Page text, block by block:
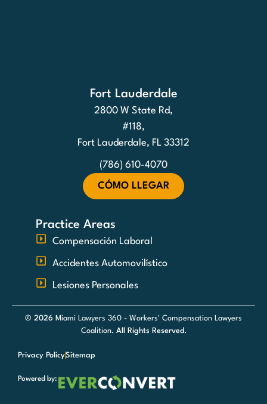
Fort Lauderdale
2800 W State Rd,
#118,
Fort Lauderdale, FL 33312
(786) 610-4070
CÓMO LLEGAR
Practice Areas
Compensación Laboral
Accidentes Automovilístico
Lesiones Personales
© 2026 Miami Lawyers 360 - Workers' Compensation Lawyers
Coalition. All Rights Reserved.
Privacy PolicySitemap
Powered by: